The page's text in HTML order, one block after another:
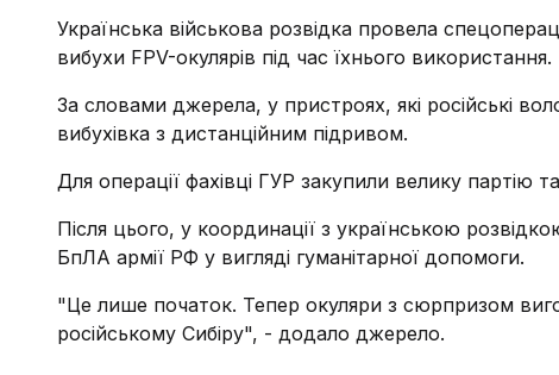
Українська військова розвідка провела
вибухи FPV-окулярів під час їхнього використання.
За словами джерела, у пристроях, які російські
вибухівка з дистанційним підривом.
Для операції фахівці ГУР закупили велику партію
Після цього, у координації з українською
БпЛА армії РФ у вигляді гуманітарної допомоги.
"Це лише початок. Тепер окуляри з сюрпризом
російському Сибіру", - додало джерело.